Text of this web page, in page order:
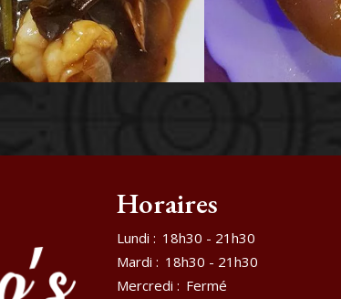
Horaires
Lundi : 18h30 - 21h30
Mardi : 18h30 - 21h30
Mercredi : Fermé